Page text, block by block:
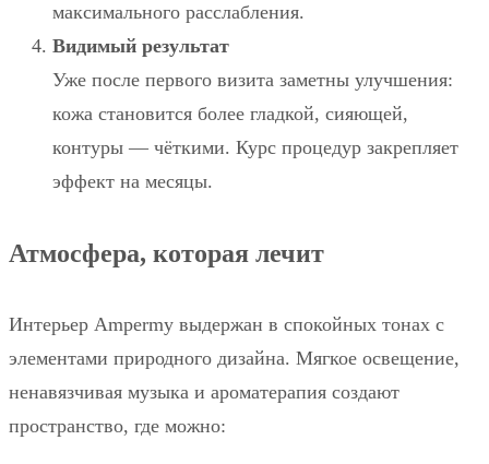
максимального расслабления.
Видимый результат
Уже после первого визита заметны улучшения:
кожа становится более гладкой, сияющей,
контуры — чёткими. Курс процедур закрепляет
эффект на месяцы.
Атмосфера, которая лечит
Интерьер Ampermy выдержан в спокойных тонах с
элементами природного дизайна. Мягкое освещение,
ненавязчивая музыка и ароматерапия создают
пространство, где можно: